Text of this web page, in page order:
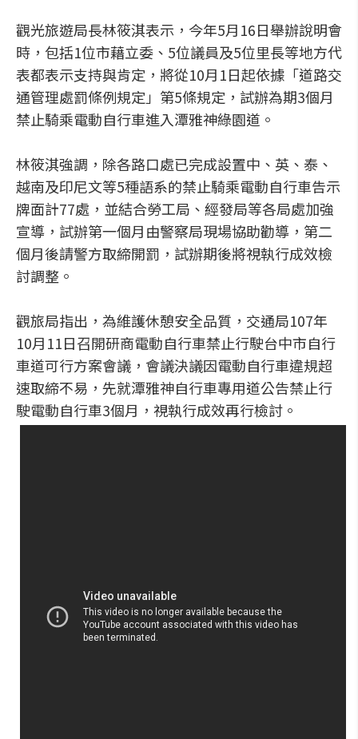
觀光旅遊局長林筱淇表示，今年5月16日舉辦說明會
時，包括1位市藉立委、5位議員及5位里長等地方代
表都表示支持與肯定，將從10月1日起依據「道路交
通管理處罰條例規定」第5條規定，試辦為期3個月
禁止騎乘電動自行車進入潭雅神綠園道。
林筱淇強調，除各路口處已完成設置中、英、泰、
越南及印尼文等5種語系的禁止騎乘電動自行車告示
牌面計77處，並結合勞工局、經發局等各局處加強
宣導，試辦第一個月由警察局現場協助勸導，第二
個月後請警方取締開罰，試辦期後將視執行成效檢
討調整。
觀旅局指出，為維護休憩安全品質，交通局107年
10月11日召開研商電動自行車禁止行駛台中市自行
車道可行方案會議，會議決議因電動自行車違規超
速取締不易，先就潭雅神自行車專用道公告禁止行
駛電動自行車3個月，視執行成效再行檢討。